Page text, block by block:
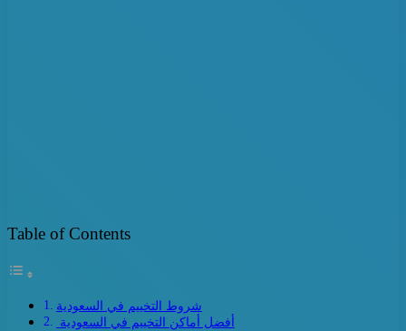
Table of Contents
شروط التخييم في السعودية
أفضل أماكن التخييم في السعودية